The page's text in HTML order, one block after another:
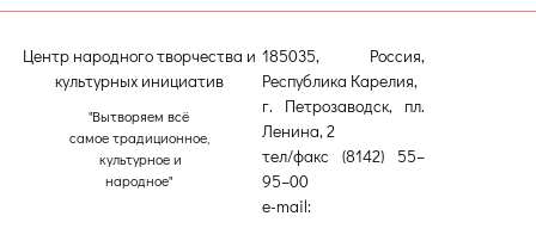
Центр народного творчества и
культурных инициатив
"Вытворяем всё
самое традиционное,
культурное и
народное"
185035, Россия,
Республика Карелия,
г. Петрозаводск, пл.
Ленина, 2
тел/факс (8142) 55–
95–00
e-mail: